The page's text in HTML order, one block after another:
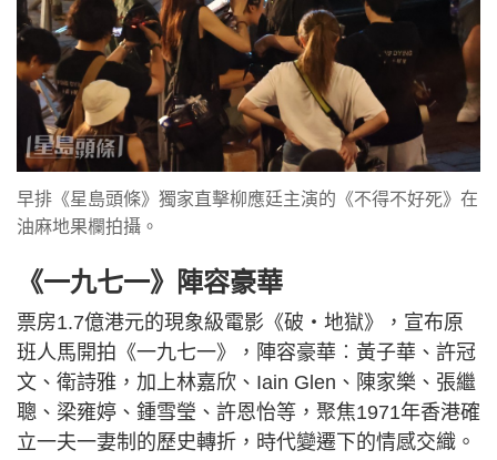
早排《星島頭條》獨家直擊柳應廷主演的《不得不好死》在
油麻地果欄拍攝。
《一九七一》陣容豪華
票房1.7億港元的現象級電影《破‧地獄》，宣布原
班人馬開拍《一九七一》，陣容豪華︰黃子華、許冠
文、衛詩雅，加上林嘉欣、Iain Glen、陳家樂、張繼
聰、梁雍婷、鍾雪瑩、許恩怡等，聚焦1971年香港確
立一夫一妻制的歷史轉折，時代變遷下的情感交織。